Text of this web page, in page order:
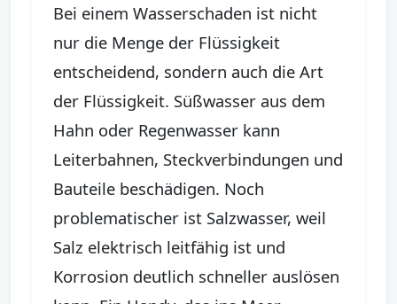
Bei einem Wasserschaden ist nicht
nur die Menge der Flüssigkeit
entscheidend, sondern auch die Art
der Flüssigkeit. Süßwasser aus dem
Hahn oder Regenwasser kann
Leiterbahnen, Steckverbindungen und
Bauteile beschädigen. Noch
problematischer ist Salzwasser, weil
Salz elektrisch leitfähig ist und
Korrosion deutlich schneller auslösen